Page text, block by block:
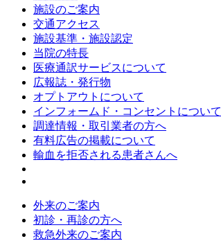
施設のご案内
交通アクセス
施設基準・施設認定
当院の特長
医療通訳サービスについて
広報誌・発行物
オプトアウトについて
インフォームド・コンセントについて
調達情報・取引業者の方へ
有料広告の掲載について
輸血を拒否される患者さんへ
外来のご案内
初診・再診の方へ
救急外来のご案内